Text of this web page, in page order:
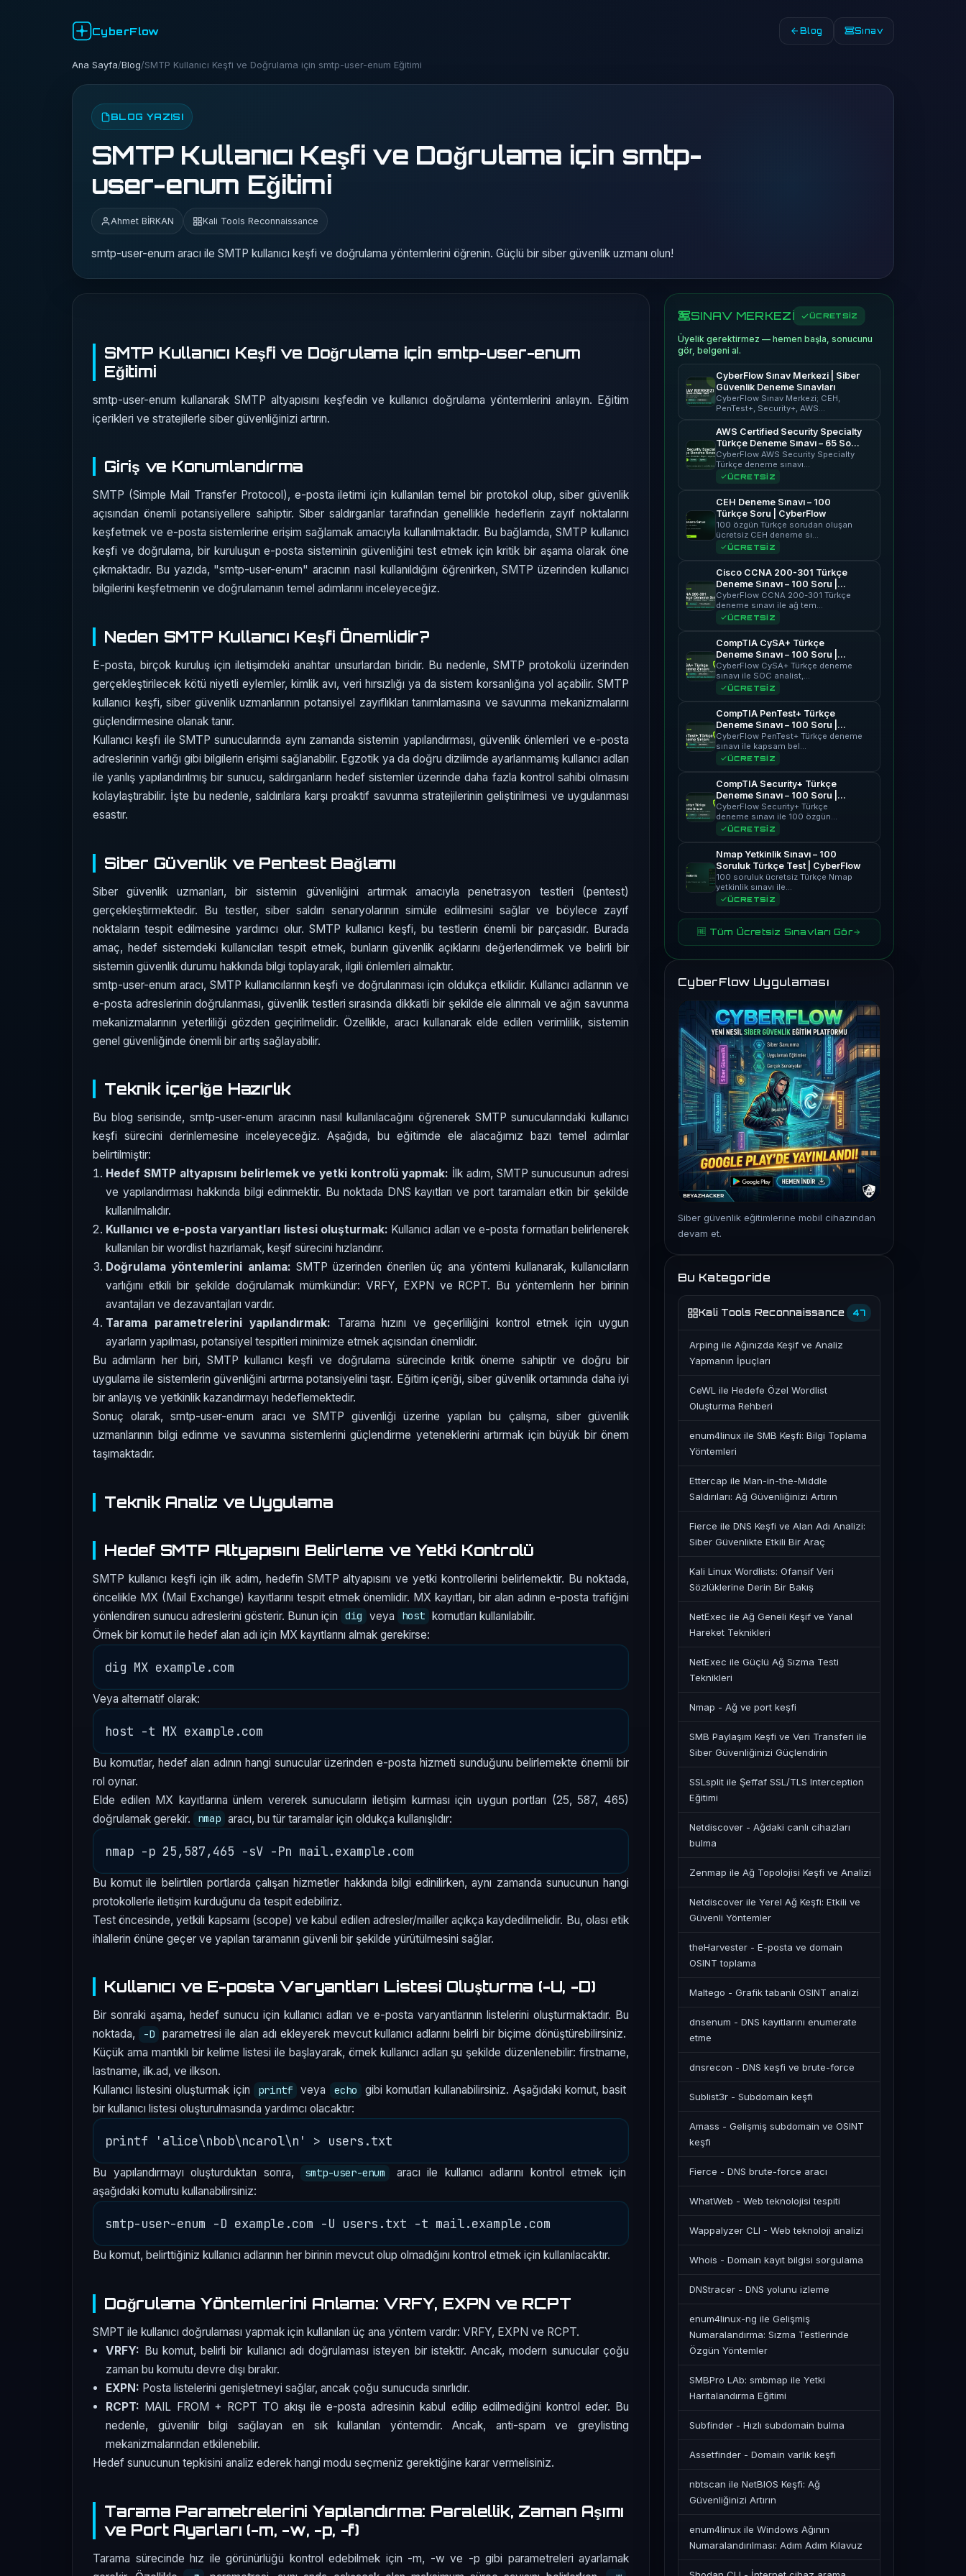
CyberFlow Blog Sınav
Ana Sayfa/Blog/SMTP Kullanıcı Keşfi ve Doğrulama için smtp-user-enum Eğitimi
BLOG YAZISI
SMTP Kullanıcı Keşfi ve Doğrulama için smtp-
user-enum Eğitimi
Ahmet BİRKAN Kali Tools Reconnaissance
smtp-user-enum aracı ile SMTP kullanıcı keşfi ve doğrulama yöntemlerini öğrenin. Güçlü bir siber güvenlik uzmanı olun!
SMTP Kullanıcı Keşfi ve Doğrulama için smtp-user-enum
Eğitimi
smtp-user-enum kullanarak SMTP altyapısını keşfedin ve kullanıcı doğrulama yöntemlerini anlayın. Eğitim
içerikleri ve stratejilerle siber güvenliğinizi artırın.
Giriş ve Konumlandırma
SMTP (Simple Mail Transfer Protocol), e-posta iletimi için kullanılan temel bir protokol olup, siber güvenlik
açısından önemli potansiyellere sahiptir. Siber saldırganlar tarafından genellikle hedeflerin zayıf noktalarını
keşfetmek ve e-posta sistemlerine erişim sağlamak amacıyla kullanılmaktadır. Bu bağlamda, SMTP kullanıcı
keşfi ve doğrulama, bir kuruluşun e-posta sisteminin güvenliğini test etmek için kritik bir aşama olarak öne
çıkmaktadır. Bu yazıda, "smtp-user-enum" aracının nasıl kullanıldığını öğrenirken, SMTP üzerinden kullanıcı
bilgilerini keşfetmenin ve doğrulamanın temel adımlarını inceleyeceğiz.
Neden SMTP Kullanıcı Keşfi Önemlidir?
E-posta, birçok kuruluş için iletişimdeki anahtar unsurlardan biridir. Bu nedenle, SMTP protokolü üzerinden
gerçekleştirilecek kötü niyetli eylemler, kimlik avı, veri hırsızlığı ya da sistem korsanlığına yol açabilir. SMTP
kullanıcı keşfi, siber güvenlik uzmanlarının potansiyel zayıflıkları tanımlamasına ve savunma mekanizmalarını
güçlendirmesine olanak tanır.
Kullanıcı keşfi ile SMTP sunucularında aynı zamanda sistemin yapılandırması, güvenlik önlemleri ve e-posta
adreslerinin varlığı gibi bilgilerin erişimi sağlanabilir. Egzotik ya da doğru dizilimde ayarlanmamış kullanıcı adları
ile yanlış yapılandırılmış bir sunucu, saldırganların hedef sistemler üzerinde daha fazla kontrol sahibi olmasını
kolaylaştırabilir. İşte bu nedenle, saldırılara karşı proaktif savunma stratejilerinin geliştirilmesi ve uygulanması
esastır.
Siber Güvenlik ve Pentest Bağlamı
Siber güvenlik uzmanları, bir sistemin güvenliğini artırmak amacıyla penetrasyon testleri (pentest)
gerçekleştirmektedir. Bu testler, siber saldırı senaryolarının simüle edilmesini sağlar ve böylece zayıf
noktaların tespit edilmesine yardımcı olur. SMTP kullanıcı keşfi, bu testlerin önemli bir parçasıdır. Burada
amaç, hedef sistemdeki kullanıcıları tespit etmek, bunların güvenlik açıklarını değerlendirmek ve belirli bir
sistemin güvenlik durumu hakkında bilgi toplayarak, ilgili önlemleri almaktır.
smtp-user-enum aracı, SMTP kullanıcılarının keşfi ve doğrulanması için oldukça etkilidir. Kullanıcı adlarının ve
e-posta adreslerinin doğrulanması, güvenlik testleri sırasında dikkatli bir şekilde ele alınmalı ve ağın savunma
mekanizmalarının yeterliliği gözden geçirilmelidir. Özellikle, aracı kullanarak elde edilen verimlilik, sistemin
genel güvenliğinde önemli bir artış sağlayabilir.
Teknik İçeriğe Hazırlık
Bu blog serisinde, smtp-user-enum aracının nasıl kullanılacağını öğrenerek SMTP sunucularındaki kullanıcı
keşfi sürecini derinlemesine inceleyeceğiz. Aşağıda, bu eğitimde ele alacağımız bazı temel adımlar
belirtilmiştir:
Hedef SMTP altyapısını belirlemek ve yetki kontrolü yapmak: İlk adım, SMTP sunucusunun adresi
ve yapılandırması hakkında bilgi edinmektir. Bu noktada DNS kayıtları ve port taramaları etkin bir şekilde
kullanılmalıdır.
Kullanıcı ve e-posta varyantları listesi oluşturmak: Kullanıcı adları ve e-posta formatları belirlenerek
kullanılan bir wordlist hazırlamak, keşif sürecini hızlandırır.
Doğrulama yöntemlerini anlama: SMTP üzerinden önerilen üç ana yöntemi kullanarak, kullanıcıların
varlığını etkili bir şekilde doğrulamak mümkündür: VRFY, EXPN ve RCPT. Bu yöntemlerin her birinin
avantajları ve dezavantajları vardır.
Tarama parametrelerini yapılandırmak: Tarama hızını ve geçerliliğini kontrol etmek için uygun
ayarların yapılması, potansiyel tespitleri minimize etmek açısından önemlidir.
Bu adımların her biri, SMTP kullanıcı keşfi ve doğrulama sürecinde kritik öneme sahiptir ve doğru bir
uygulama ile sistemlerin güvenliğini artırma potansiyelini taşır. Eğitim içeriği, siber güvenlik ortamında daha iyi
bir anlayış ve yetkinlik kazandırmayı hedeflemektedir.
Sonuç olarak, smtp-user-enum aracı ve SMTP güvenliği üzerine yapılan bu çalışma, siber güvenlik
uzmanlarının bilgi edinme ve savunma sistemlerini güçlendirme yeteneklerini artırmak için büyük bir önem
taşımaktadır.
Teknik Analiz ve Uygulama
Hedef SMTP Altyapısını Belirleme ve Yetki Kontrolü
SMTP kullanıcı keşfi için ilk adım, hedefin SMTP altyapısını ve yetki kontrollerini belirlemektir. Bu noktada,
öncelikle MX (Mail Exchange) kayıtlarını tespit etmek önemlidir. MX kayıtları, bir alan adının e-posta trafiğini
yönlendiren sunucu adreslerini gösterir. Bunun için
dig veya host komutları kullanılabilir.
Örnek bir komut ile hedef alan adı için MX kayıtlarını almak gerekirse:
Veya alternatif olarak:
Bu komutlar, hedef alan adının hangi sunucular üzerinden e-posta hizmeti sunduğunu belirlemekte önemli bir
rol oynar.
Elde edilen MX kayıtlarına ünlem vererek sunucuların iletişim kurması için uygun portları (25, 587, 465)
doğrulamak gerekir.
nmap aracı, bu tür taramalar için oldukça kullanışlıdır:
Bu komut ile belirtilen portlarda çalışan hizmetler hakkında bilgi edinilirken, aynı zamanda sunucunun hangi
protokollerle iletişim kurduğunu da tespit edebiliriz.
Test öncesinde, yetkili kapsamı (scope) ve kabul edilen adresler/mailler açıkça kaydedilmelidir. Bu, olası etik
ihlallerin önüne geçer ve yapılan taramanın güvenli bir şekilde yürütülmesini sağlar.
Kullanıcı ve E-posta Varyantları Listesi Oluşturma (-U, -D)
Bir sonraki aşama, hedef sunucu için kullanıcı adları ve e-posta varyantlarının listelerini oluşturmaktadır. Bu
noktada,
-D
parametresi ile alan adı ekleyerek mevcut kullanıcı adlarını belirli bir biçime dönüştürebilirsiniz.
Küçük ama mantıklı bir kelime listesi ile başlayarak, örnek kullanıcı adları şu şekilde düzenlenebilir: firstname,
lastname, ilk.ad, ve ilkson.
Kullanıcı listesini oluşturmak için
printf veya echo
gibi komutları kullanabilirsiniz. Aşağıdaki komut, basit
bir kullanıcı listesi oluşturulmasında yardımcı olacaktır:
Bu yapılandırmayı oluşturduktan sonra, smtp-user-enum
aracı ile kullanıcı adlarını kontrol etmek için
aşağıdaki komutu kullanabilirsiniz:
Bu komut, belirttiğiniz kullanıcı adlarının her birinin mevcut olup olmadığını kontrol etmek için kullanılacaktır.
Doğrulama Yöntemlerini Anlama: VRFY, EXPN ve RCPT
SMPT ile kullanıcı doğrulaması yapmak için kullanılan üç ana yöntem vardır: VRFY, EXPN ve RCPT.
VRFY: Bu komut, belirli bir kullanıcı adı doğrulaması isteyen bir istektir. Ancak, modern sunucular çoğu
zaman bu komutu devre dışı bırakır.
EXPN: Posta listelerini genişletmeyi sağlar, ancak çoğu sunucuda sınırlıdır.
RCPT: MAIL FROM + RCPT TO akışı ile e-posta adresinin kabul edilip edilmediğini kontrol eder. Bu
nedenle, güvenilir bilgi sağlayan en sık kullanılan yöntemdir. Ancak, anti-spam ve greylisting
mekanizmalarından etkilenebilir.
Hedef sunucunun tepkisini analiz ederek hangi modu seçmeniz gerektiğine karar vermelisiniz.
Tarama Parametrelerini Yapılandırma: Paralellik, Zaman Aşımı
ve Port Ayarları (-m, -w, -p, -f)
Tarama sürecinde hız ile görünürlüğü kontrol edebilmek için -m, -w ve -p gibi parametreleri ayarlamak
SINAV MERKEZİ ÜCRETSİZ
Üyelik gerektirmez — hemen başla, sonucunu
gör, belgeni al.
CyberFlow Sınav Merkezi | Siber
Güvenlik Deneme Sınavları
CyberFlow Sınav Merkezi; CEH,
PenTest+, Security+, AWS…
AWS Certified Security Specialty
Türkçe Deneme Sınavı – 65 Soru
| CyberFlow
CyberFlow AWS Security Specialty
Türkçe deneme sınavı…
ÜCRETSİZ
CEH Deneme Sınavı – 100
Türkçe Soru | CyberFlow
100 özgün Türkçe sorudan oluşan
ücretsiz CEH deneme sı…
ÜCRETSİZ
Cisco CCNA 200-301 Türkçe
Deneme Sınavı – 100 Soru |
CyberFlow
CyberFlow CCNA 200-301 Türkçe
deneme sınavı ile ağ tem…
ÜCRETSİZ
CompTIA CySA+ Türkçe
Deneme Sınavı – 100 Soru |
CyberFlow
CyberFlow CySA+ Türkçe deneme
sınavı ile SOC analist,…
ÜCRETSİZ
CompTIA PenTest+ Türkçe
Deneme Sınavı – 100 Soru |
CyberFlow
CyberFlow PenTest+ Türkçe deneme
sınavı ile kapsam bel…
ÜCRETSİZ
CompTIA Security+ Türkçe
Deneme Sınavı – 100 Soru |
CyberFlow
CyberFlow Security+ Türkçe
deneme sınavı ile 100 özgün…
ÜCRETSİZ
Nmap Yetkinlik Sınavı – 100
Soruluk Türkçe Test | CyberFlow
100 soruluk ücretsiz Türkçe Nmap
yetkinlik sınavı ile…
ÜCRETSİZ
🆓 Tüm Ücretsiz Sınavları Gör
CyberFlow Uygulaması
Siber güvenlik eğitimlerine mobil cihazından
devam et.
Bu Kategoride
Kali Tools Reconnaissance 47
Arping ile Ağınızda Keşif ve Analiz
Yapmanın İpuçları
CeWL ile Hedefe Özel Wordlist
Oluşturma Rehberi
enum4linux ile SMB Keşfi: Bilgi Toplama
Yöntemleri
Ettercap ile Man-in-the-Middle
Saldırıları: Ağ Güvenliğinizi Artırın
Fierce ile DNS Keşfi ve Alan Adı Analizi:
Siber Güvenlikte Etkili Bir Araç
Kali Linux Wordlists: Ofansif Veri
Sözlüklerine Derin Bir Bakış
NetExec ile Ağ Geneli Keşif ve Yanal
Hareket Teknikleri
NetExec ile Güçlü Ağ Sızma Testi
Teknikleri
Nmap - Ağ ve port keşfi
SMB Paylaşım Keşfi ve Veri Transferi ile
Siber Güvenliğinizi Güçlendirin
SSLsplit ile Şeffaf SSL/TLS Interception
Eğitimi
Netdiscover - Ağdaki canlı cihazları
bulma
Zenmap ile Ağ Topolojisi Keşfi ve Analizi
Netdiscover ile Yerel Ağ Keşfi: Etkili ve
Güvenli Yöntemler
theHarvester - E-posta ve domain
OSINT toplama
Maltego - Grafik tabanlı OSINT analizi
dnsenum - DNS kayıtlarını enumerate
etme
dnsrecon - DNS keşfi ve brute-force
Sublist3r - Subdomain keşfi
Amass - Gelişmiş subdomain ve OSINT
keşfi
Fierce - DNS brute-force aracı
WhatWeb - Web teknolojisi tespiti
Wappalyzer CLI - Web teknoloji analizi
Whois - Domain kayıt bilgisi sorgulama
DNStracer - DNS yolunu izleme
enum4linux-ng ile Gelişmiş
Numaralandırma: Sızma Testlerinde
Özgün Yöntemler
SMBPro LAb: smbmap ile Yetki
Haritalandırma Eğitimi
Subfinder - Hızlı subdomain bulma
Assetfinder - Domain varlık keşfi
nbtscan ile NetBIOS Keşfi: Ağ
Güvenliğinizi Artırın
enum4linux ile Windows Ağının
Numaralandırılması: Adım Adım Kılavuz